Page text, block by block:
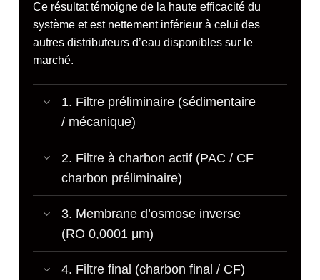
Ce résultat témoigne de la haute efficacité du
système et est nettement inférieurà celui des
autres distributeurs d’eau disponibles sur le
marché.
1. Filtre préliminaire (sédimentaire
/ mécanique)
2. Filtre à charbon actif (PAC / CF
charbon préliminaire)
3. Membrane d’osmose inverse
(RO 0,0001 μm)
4. Filtre final (charbon final / CF)